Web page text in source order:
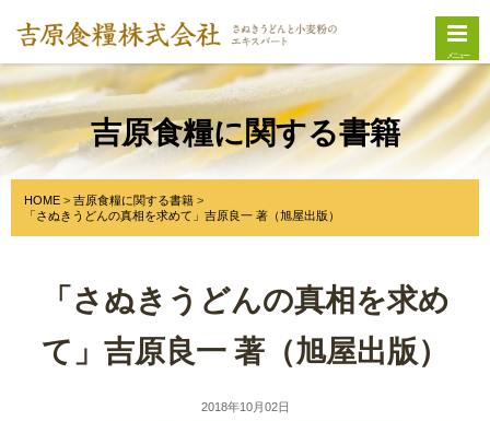
メニュー
吉原食糧に関する書籍
HOME
吉原食糧に関する書籍
「さぬきうどんの真相を求めて」吉原良一 著（旭屋出版）
「さぬきうどんの真相を求め
て」吉原良一 著（旭屋出版）
2018年10月02日